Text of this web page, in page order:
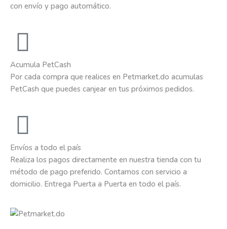
con envío y pago automático.
Acumula PetCash
Por cada compra que realices en Petmarket.do acumulas
PetCash que puedes canjear en tus próximos pedidos.
Envíos a todo el país
Realiza los pagos directamente en nuestra tienda con tu
método de pago preferido. Contamos con servicio a
domicilio. Entrega Puerta a Puerta en todo el país.